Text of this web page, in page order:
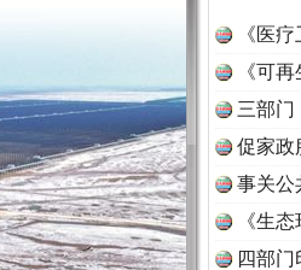
《医
《可
三部门
促家政
事关公
《生
读
四部